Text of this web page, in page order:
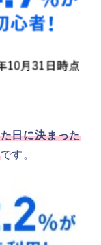
日に決まった
です。